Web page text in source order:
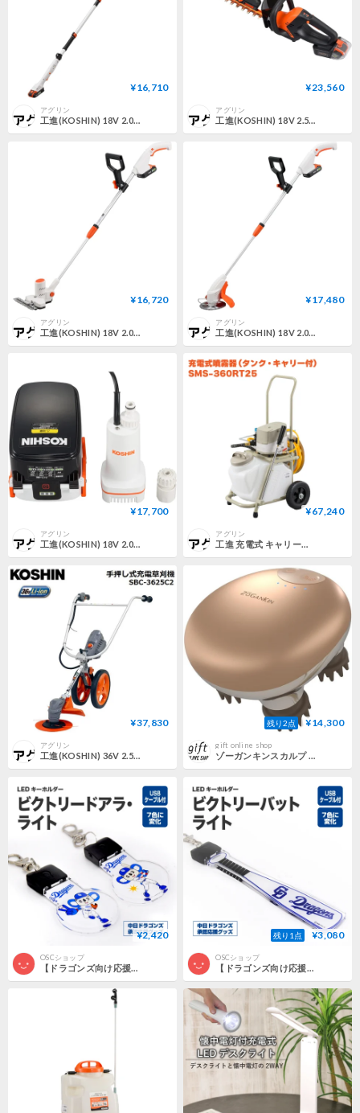
¥16,710
アグリン
工進(KOSHIN) 18V 2.0Ah 充電式 伸縮 軽量 ポール ヘッジトリマー SPH-1820K バッテリー・充電器付 コードレス 伸縮 剪定 高所 簡単 静音 共通バッテリー
¥23,560
アグリン
工進(KOSHIN) 18V 2.5Ah 充電式 ヘッジトリマー PHT-1825 プレミアムシリーズ バッテリー・充電器付 軽量 IPX4相当 庭木 剪定
¥16,720
アグリン
工進(KOSHIN) 18V 2.0Ah 充電式 バリカン 草刈機 SGB-180 【バッテリー・充電器付】 バリカン刃 軽量 手軽
¥17,480
アグリン
工進(KOSHIN) 18V 2.0Ah 充電式 草刈機 刈払機 SGC-180 【バッテリー・充電器付】 刈刃 2種類 チップソー 樹脂ブレード 軽量 手軽
¥17,700
アグリン
工進(KOSHIN) 18V 2.0Ah 充電式 水中ポンプ SSP-1820 バッテリー・充電器付 コードレス 散水 電源不要 タイマー運転 ハイパワー
¥67,240
アグリン
工進 充電式 キャリー動噴 36V SMS-360RT25 25Lタンク キャリー付き
¥37,830
アグリン
工進(KOSHIN) 36V 2.5Ah 手押し式 充電草刈機 刈払機 SBC-3625C2 バッテリー・充電器付 簡単 疲れない キャリー式 折り畳み 収納
残り2点 ¥14,300
gift online shop
ゾーガンキンスカルプ ZOGANKIN SCALP
¥2,420
OSCショップ
残り1点 ¥3,080
OSCショップ